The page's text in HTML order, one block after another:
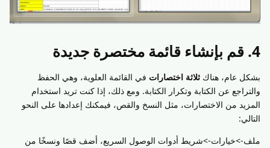
4. قم بإنشاء قائمة مختصرة جديدة
بشكل عام، هناك ثلاثة اختصارات في القائمة العلوية، وهي الحفظ
والتراجع عن الكتابة وتكرار الكتابة. ومع ذلك، إذا كنت تريد استخدام
المزيد من الاختصارات، مثل النسخ والقص، فيمكنك إعدادها على النحو
التالي:
ملف->خيارات->شريط أدوات الوصول السريع، أضف قصًا ونسخًا من